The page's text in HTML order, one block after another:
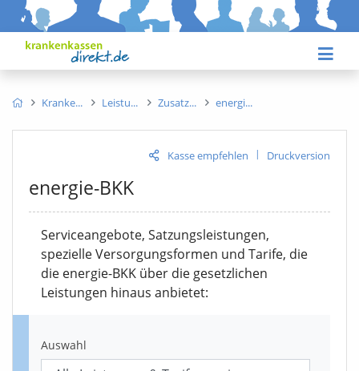
Kranke Leistu Zusatz energi
Kasse empfehlen | Druckversion
energie-BKK
Serviceangebote, Satzungsleistungen,
spezielle Versorgungsformen und Tarife, die
die energie-BKK über die gesetzlichen
Leistungen hinaus anbietet:
Auswahl